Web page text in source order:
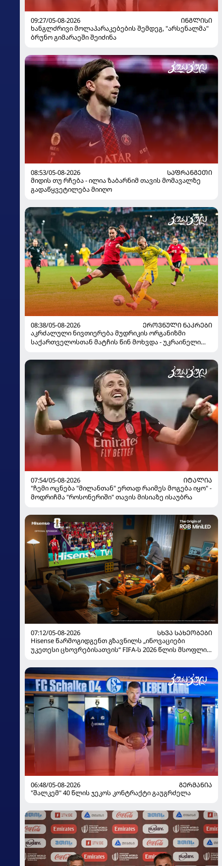
09:27/05-08-2026
ᲘᲜᲒᲚᲘᲡᲘ
ხანგლძრივი მოლაპარაკებების შემდეგ, "არსენალმა"
ბრუნო გიმარაეში შეიძინა
08:53/05-08-2026
ᲡᲐᲤᲠᲐᲜᲒᲔᲗᲘ
მიდის თუ რჩება - ილია ზაბარნიმ თავის მომავალზე
გადაწყვეტილება მიიღო
08:38/05-08-2026
ᲔᲠᲝᲕᲜᲣᲚᲘ ᲜᲐᲙᲠᲔᲑᲘ
აკრძალული ნივთიერება მუდრიკის ორგანიზმი
საქართველოსთან მატჩის წინ მოხვდა - უკრაინელი
ინფორმაციას ავრცელებს
07:54/05-08-2026
ᲘᲢᲐᲚᲘᲐ
"ჩემი ოცნება "მილანთან" ერთად რაიმეს მოგება იყო" -
მოდრიჩმა "როსონერიში" თავის მისიაზე ისაუბრა
07:12/05-08-2026
ᲡᲮᲕᲐ ᲡᲐᲮᲔᲝᲑᲔᲑᲘ
Hisense წარმოგიდგენთ გზავნილს „ინოვაციები
უკეთესი ცხოვრებისათვის“ FIFA-ს 2026 წლის მსოფლიო
06:48/05-08-2026
ᲒᲔᲠᲛᲐᲜᲘᲐ
"შალკემ" 40 წლის ჯეკოს კონტრაქტი გაუგრძელა